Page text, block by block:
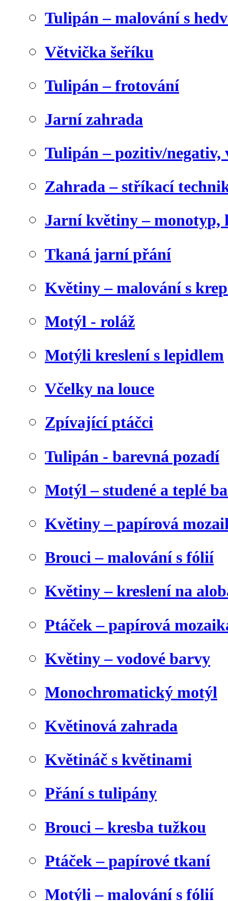
Tulipán – malování s
Větvička šeříku
Tulipán – frotování
Jarní zahrada
Tulipán – pozitiv/negativ,
Zahrada – stříkací
Jarní květiny – monotyp,
Tkaná jarní přání
Květiny – malování s
Motýl - roláž
Motýli kreslení s lepidlem
Včelky na louce
Zpívající ptáčci
Tulipán - barevná pozadí
Motýl – studené a teplé
Květiny – papírová
Brouci – malování s fólií
Květiny – kreslení na
Ptáček – papírová
Květiny – vodové barvy
Monochromatický motýl
Květinová zahrada
Květináč s květinami
Přání s tulipány
Brouci – kresba tužkou
Ptáček – papírové tkaní
Motýli – malování s fólií